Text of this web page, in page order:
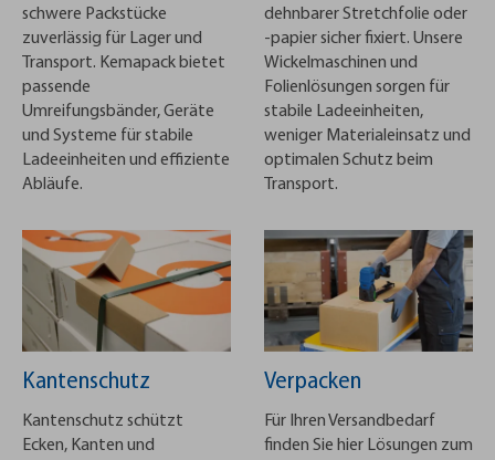
schwere Packstücke
zuverlässig für Lager und
Transport. Kemapack bietet
passende
Umreifungsbänder, Geräte
und Systeme für stabile
Ladeeinheiten und effiziente
Abläufe.
dehnbarer Stretchfolie oder
-papier sicher fixiert. Unsere
Wickelmaschinen und
Folienlösungen sorgen für
stabile Ladeeinheiten,
weniger Materialeinsatz und
optimalen Schutz beim
Transport.
Kantenschutz
Kantenschutz schützt
Ecken, Kanten und
Verpacken
Für Ihren Versandbedarf
finden Sie hier Lösungen zum